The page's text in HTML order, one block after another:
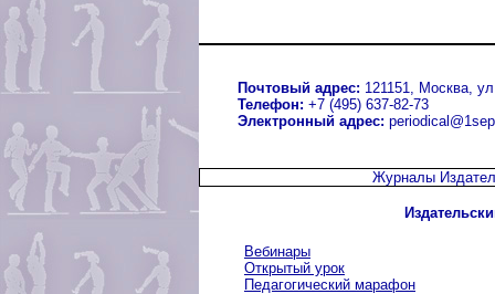
Почтовый адрес: 121151, Москва,
Телефон: +7 (495) 637-82-73
Электронный адрес:
Журналы
Вебинары
Открытый урок
Педагогический марафон